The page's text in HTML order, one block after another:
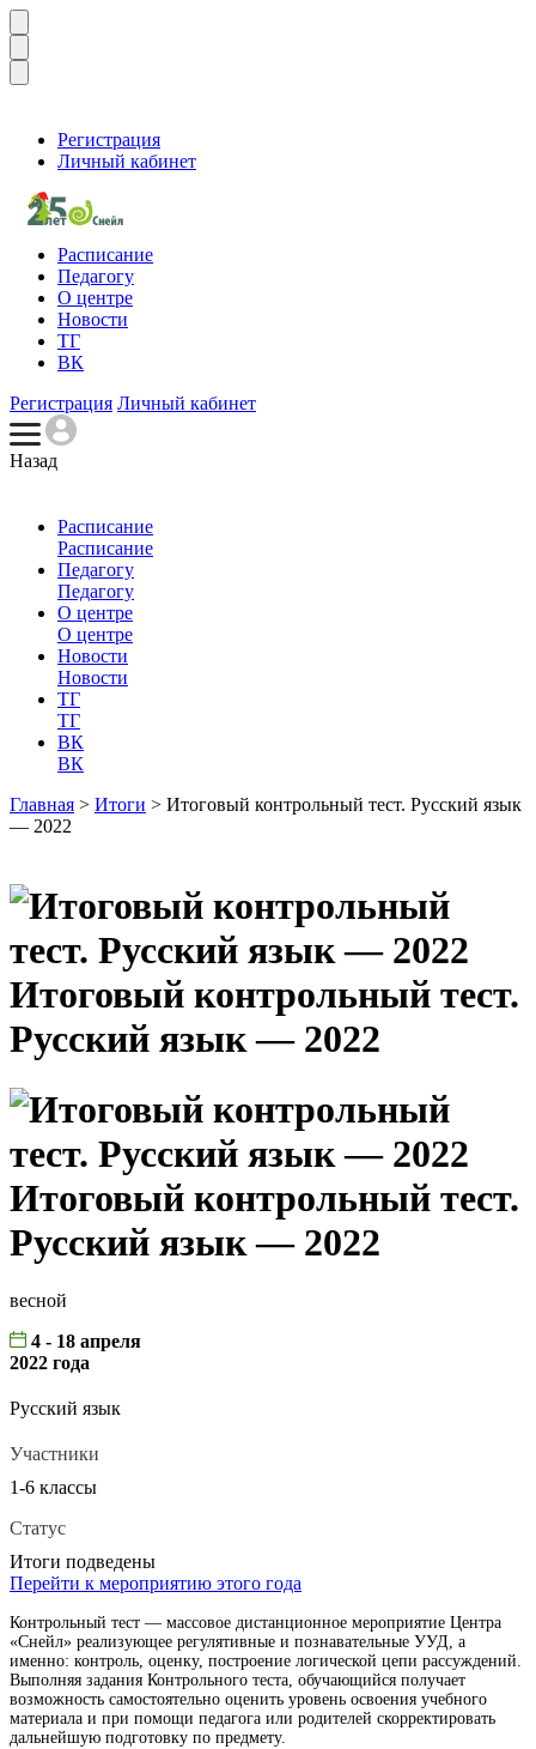
Регистрация
Личный кабинет
Расписание
Педагогу
О центре
Новости
ТГ
ВК
Регистрация Личный кабинет
Назад
Расписание
Расписание
Педагогу
Педагогу
О центре
О центре
Новости
Новости
ТГ
ТГ
ВК
ВК
Главная > Итоги > Итоговый контрольный тест. Русский язык
— 2022
Итоговый контрольный тест.
Русский язык — 2022
Итоговый контрольный тест.
Русский язык — 2022
весной
4 - 18 апреля
2022 года
Русский язык
Участники
1-6 классы
Статус
Итоги подведены
Перейти к мероприятию этого года
Контрольный тест — массовое дистанционное мероприятие Центра
«Снейл» реализующее регулятивные и познавательные УУД, а
именно: контроль, оценку, построение логической цепи рассуждений.
Выполняя задания Контрольного теста, обучающийся получает
возможность самостоятельно оценить уровень освоения учебного
материала и при помощи педагога или родителей скорректировать
дальнейшую подготовку по предмету.